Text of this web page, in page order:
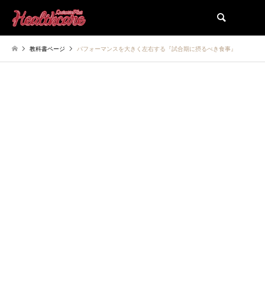
教科書ページ パフォーマンスを大きく左右する『試合期に摂るべき食事』